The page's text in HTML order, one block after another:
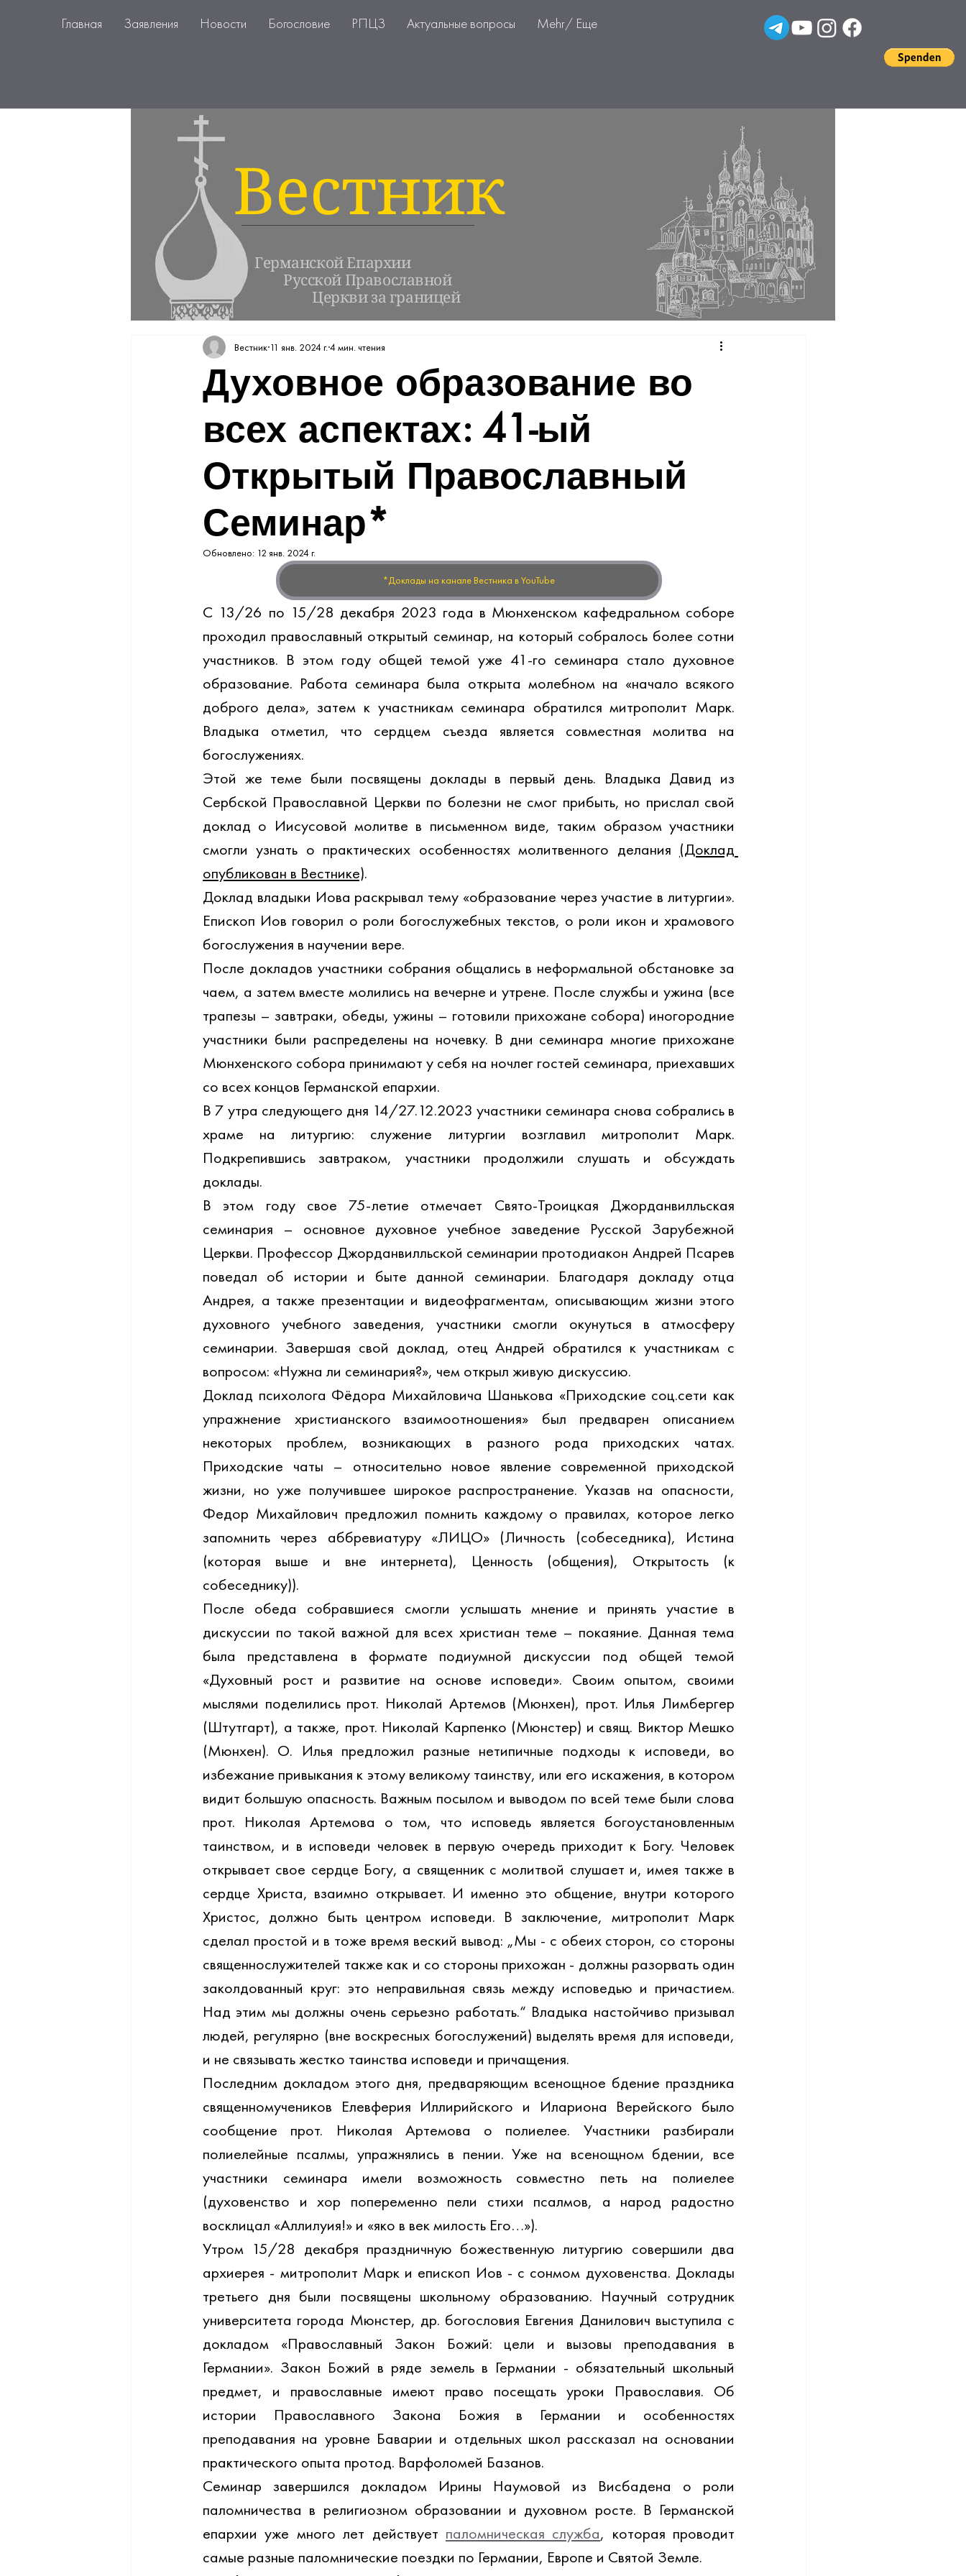
Главная Заявления Новости Богословие РПЦЗ Актуальные вопросы Mehr/ Еще
Вестник
Германской Епархии
Русской Православной
Церкви за границей
Духовное образование во
всех аспектах: 41-ый
Открытый Православный
Семинар*
Вестник 11 янв. 2024 г. 4 мин. чтения
Обновлено: 12 янв. 2024 г.
*Доклады на канале Вестника в YouTube
С 13/26 по 15/28 декабря 2023 года в Мюнхенском кафедральном соборе
проходил православный открытый семинар, на который собралось более сотни
участников. В этом году общей темой уже 41-го семинара стало духовное
образование. Работа семинара была открыта молебном на «начало всякого
доброго дела», затем к участникам семинара обратился митрополит Марк.
Владыка отметил, что сердцем съезда является совместная молитва на
богослужениях.
Этой же теме были посвящены доклады в первый день. Владыка Давид из
Сербской Православной Церкви по болезни не смог прибыть, но прислал свой
доклад о Иисусовой молитве в письменном виде, таким образом участники
смогли узнать о практических особенностях молитвенного делания (Доклад
опубликован в Вестнике).
Доклад владыки Иова раскрывал тему «образование через участие в литургии».
Епископ Иов говорил о роли богослужебных текстов, о роли икон и храмового
богослужения в научении вере.
После докладов участники собрания общались в неформальной обстановке за
чаем, а затем вместе молились на вечерне и утрене. После службы и ужина (все
трапезы – завтраки, обеды, ужины – готовили прихожане собора) иногородние
участники были распределены на ночевку. В дни семинара многие прихожане
Мюнхенского собора принимают у себя на ночлег гостей семинара, приехавших
со всех концов Германской епархии.
В 7 утра следующего дня 14/27.12.2023 участники семинара снова собрались в
храме на литургию: служение литургии возглавил митрополит Марк.
Подкрепившись завтраком, участники продолжили слушать и обсуждать
доклады.
В этом году свое 75-летие отмечает Свято-Троицкая Джорданвилльская
семинария – основное духовное учебное заведение Русской Зарубежной
Церкви. Профессор Джорданвилльской семинарии протодиакон Андрей Псарев
поведал об истории и быте данной семинарии. Благодаря докладу отца
Андрея, а также презентации и видеофрагментам, описывающим жизни этого
духовного учебного заведения, участники смогли окунуться в атмосферу
семинарии. Завершая свой доклад, отец Андрей обратился к участникам с
вопросом: «Нужна ли семинария?», чем открыл живую дискуссию.
Доклад психолога Фёдора Михайловича Шанькова «Приходские соц.сети как
упражнение христианского взаимоотношения» был предварен описанием
некоторых проблем, возникающих в разного рода приходских чатах.
Приходские чаты – относительно новое явление современной приходской
жизни, но уже получившее широкое распространение. Указав на опасности,
Федор Михайлович предложил помнить каждому о правилах, которое легко
запомнить через аббревиатуру «ЛИЦО» (Личность (собеседника), Истина
(которая выше и вне интернета), Ценность (общения), Открытость (к
собеседнику)).
После обеда собравшиеся смогли услышать мнение и принять участие в
дискуссии по такой важной для всех христиан теме – покаяние. Данная тема
была представлена в формате подиумной дискуссии под общей темой
«Духовный рост и развитие на основе исповеди». Своим опытом, своими
мыслями поделились прот. Николай Артемов (Мюнхен), прот. Илья Лимбергер
(Штутгарт), а также, прот. Николай Карпенко (Мюнстер) и свящ. Виктор Мешко
(Мюнхен). О. Илья предложил разные нетипичные подходы к исповеди, во
избежание привыкания к этому великому таинству, или его искажения, в котором
видит большую опасность. Важным посылом и выводом по всей теме были слова
прот. Николая Артемова о том, что исповедь является богоустановленным
таинством, и в исповеди человек в первую очередь приходит к Богу. Человек
открывает свое сердце Богу, а священник с молитвой слушает и, имея также в
сердце Христа, взаимно открывает. И именно это общение, внутри которого
Христос, должно быть центром исповеди. В заключение, митрополит Марк
сделал простой и в тоже время веский вывод: „Мы - с обеих сторон, со стороны
священнослужителей также как и со стороны прихожан - должны разорвать один
заколдованный круг: это неправильная связь между исповедью и причастием.
Над этим мы должны очень серьезно работать.“ Владыка настойчиво призывал
людей, регулярно (вне воскресных богослужений) выделять время для исповеди,
и не связывать жестко таинства исповеди и причащения.
Последним докладом этого дня, предваряющим всенощное бдение праздника
священномучеников Елевферия Иллирийского и Илариона Верейского было
сообщение прот. Николая Артемова о полиелее. Участники разбирали
полиелейные псалмы, упражнялись в пении. Уже на всенощном бдении, все
участники семинара имели возможность совместно петь на полиелее
(духовенство и хор попеременно пели стихи псалмов, а народ радостно
восклицал «Аллилуия!» и «яко в век милость Его…»).
Утром 15/28 декабря праздничную божественную литургию совершили два
архиерея - митрополит Марк и епископ Иов - с сонмом духовенства. Доклады
третьего дня были посвящены школьному образованию. Научный сотрудник
университета города Мюнстер, др. богословия Евгения Данилович выступила с
докладом «Православный Закон Божий: цели и вызовы преподавания в
Германии». Закон Божий в ряде земель в Германии - обязательный школьный
предмет, и православные имеют право посещать уроки Православия. Об
истории Православного Закона Божия в Германии и особенностях
преподавания на уровне Баварии и отдельных школ рассказал на основании
практического опыта протод. Варфоломей Базанов.
Семинар завершился докладом Ирины Наумовой из Висбадена о роли
паломничества в религиозном образовании и духовном росте. В Германской
епархии уже много лет действует паломническая служба, которая проводит
самые разные паломнические поездки по Германии, Европе и Святой Земле.